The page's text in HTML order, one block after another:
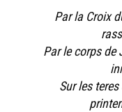
Par la Croix
Par le corps de
Sur les